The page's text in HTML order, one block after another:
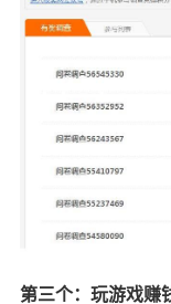
第三个：玩游戏